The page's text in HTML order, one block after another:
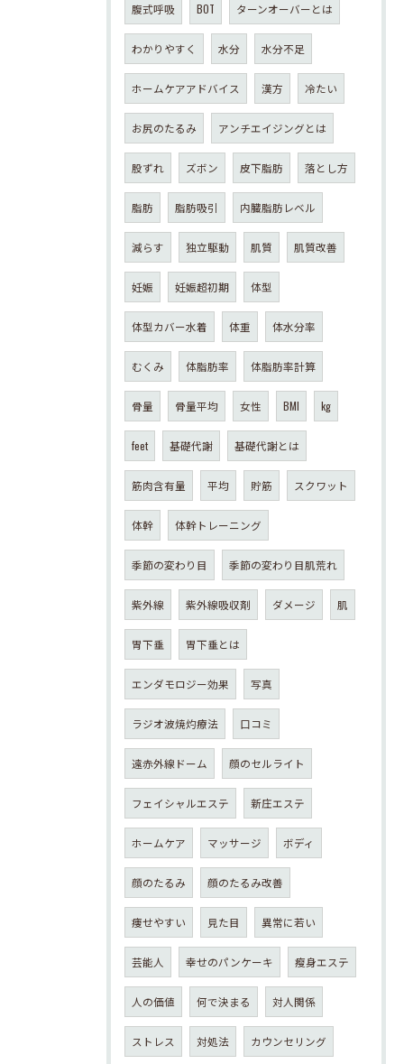
腹式呼吸 BOT ターンオーバーとは
わかりやすく 水分 水分不足
ホームケアアドバイス 漢方 冷たい
お尻のたるみ アンチエイジングとは
股ずれ ズボン 皮下脂肪 落とし方
脂肪 脂肪吸引 内臓脂肪レベル
減らす 独立駆動 肌質 肌質改善
妊娠 妊娠超初期 体型
体型カバー水着 体重 体水分率
むくみ 体脂肪率 体脂肪率計算
骨量 骨量平均 女性 BMI kg
feet 基礎代謝 基礎代謝とは
筋肉含有量 平均 貯筋 スクワット
体幹 体幹トレーニング
季節の変わり目 季節の変わり目肌荒れ
紫外線 紫外線吸収剤 ダメージ 肌
胃下垂 胃下垂とは
エンダモロジー効果 写真
ラジオ波焼灼療法 口コミ
遠赤外線ドーム 顔のセルライト
フェイシャルエステ 新庄エステ
ホームケア マッサージ ボディ
顔のたるみ 顔のたるみ改善
痩せやすい 見た目 異常に若い
芸能人 幸せのパンケーキ 瘦身エステ
人の価値 何で決まる 対人関係
ストレス 対処法 カウンセリング